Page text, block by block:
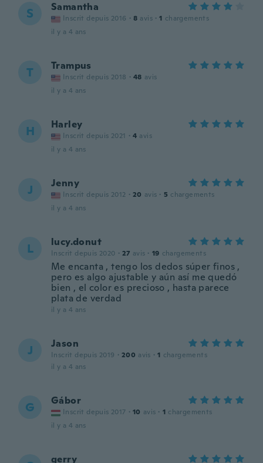
S Samantha
Inscrit depuis 2016 · 8 avis · 1 chargements
il y a 4 ans
T Trampus
Inscrit depuis 2018 · 48 avis
il y a 4 ans
H Harley
Inscrit depuis 2021 · 4 avis
il y a 4 ans
J Jenny
Inscrit depuis 2012 · 20 avis · 5 chargements
il y a 4 ans
L lucy.donut
Inscrit depuis 2020 · 27 avis · 19 chargements
Me encanta , tengo los dedos súper finos ,
pero es algo ajustable y aún así me quedó
bien , el color es precioso , hasta parece
plata de verdad
il y a 4 ans
J Jason
Inscrit depuis 2019 · 200 avis · 1 chargements
il y a 4 ans
G Gábor
Inscrit depuis 2017 · 10 avis · 1 chargements
il y a 4 ans
gerry